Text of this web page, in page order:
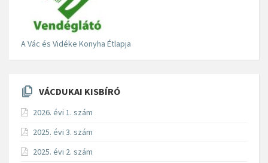
A Vác és Vidéke Konyha Étlapja
VÁCDUKAI KISBÍRÓ
2026. évi 1. szám
2025. évi 3. szám
2025. évi 2. szám